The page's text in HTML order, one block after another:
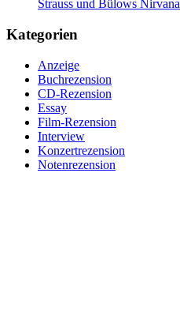
Strauss und Bülows Nirvana
Kategorien
Anzeige
Buchrezension
CD-Rezension
Essay
Film-Rezension
Interview
Konzertrezension
Notenrezension